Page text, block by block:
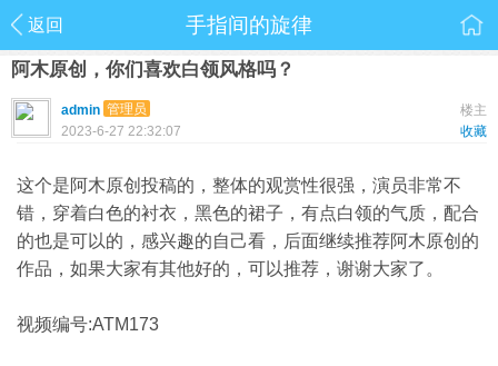
返回 手指间的旋律
阿木原创，你们喜欢白领风格吗？
楼主
admin 管理员
收藏
2023-6-27 22:32:07
这个是阿木原创投稿的，整体的观赏性很强，演员非常不
错，穿着白色的衬衣，黑色的裙子，有点白领的气质，配合
的也是可以的，感兴趣的自己看，后面继续推荐阿木原创的
作品，如果大家有其他好的，可以推荐，谢谢大家了。
视频编号:ATM173